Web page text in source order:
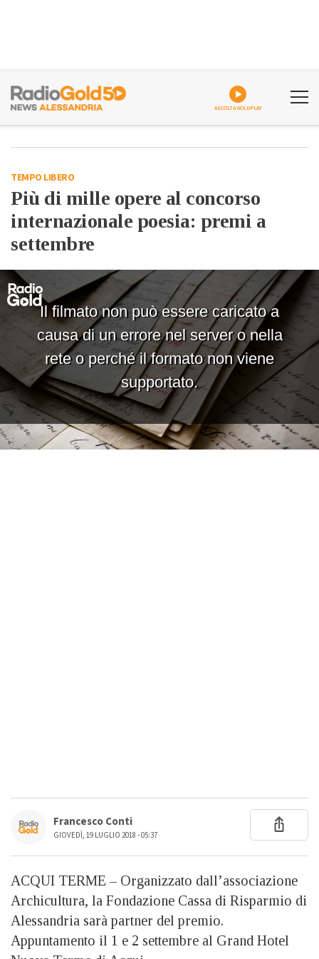
ASCOLTA GOLDPLAY
TEMPO LIBERO
Più di mille opere al concorso
internazionale poesia: premi a
settembre
Francesco Conti
GIOVEDÌ, 19 LUGLIO 2018 - 05:37
ACQUI TERME – Organizzato dall’associazione
Archicultura, la Fondazione Cassa di Risparmio di
Alessandria sarà partner del premio.
Appuntamento il 1 e 2 settembre al Grand Hotel